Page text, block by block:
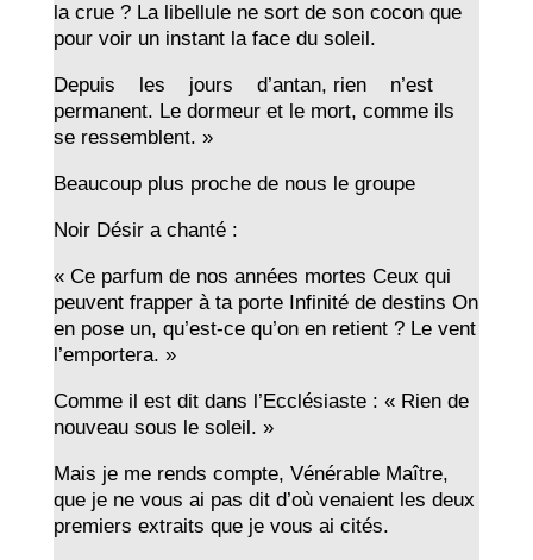
la crue ? La libellule ne sort de son cocon que
pour voir un instant la face du soleil.
Depuis les jours d’antan, rien n’est
permanent. Le dormeur et le mort, comme ils
se ressemblent. »
Beaucoup plus proche de nous le groupe
Noir Désir a chanté :
« Ce parfum de nos années mortes Ceux qui
peuvent frapper à ta porte Infinité de destins On
en pose un, qu’est-ce qu’on en retient ? Le vent
l’emportera. »
Comme il est dit dans l’Ecclésiaste : « Rien de
nouveau sous le soleil. »
Mais je me rends compte, Vénérable Maître,
que je ne vous ai pas dit d’où venaient les deux
premiers extraits que je vous ai cités.